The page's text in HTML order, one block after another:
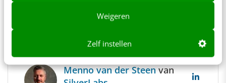
Weigeren
Zelf instellen
Menno van der Steenvan